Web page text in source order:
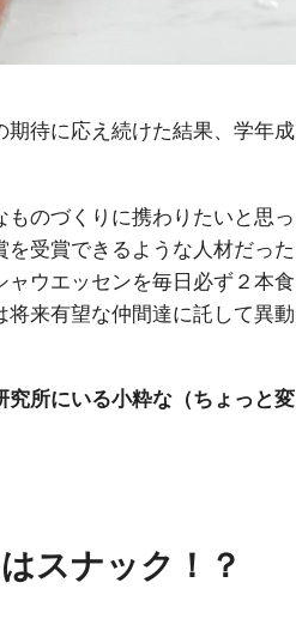
待に応え続けた結果、学年成
のづくりに携わりたいと思っ
受賞できるような人材だった
ウエッセンを毎日必ず２本食
来有望な仲間達に託して異動
所にいる小粋な（ちょっと変
スナック！？